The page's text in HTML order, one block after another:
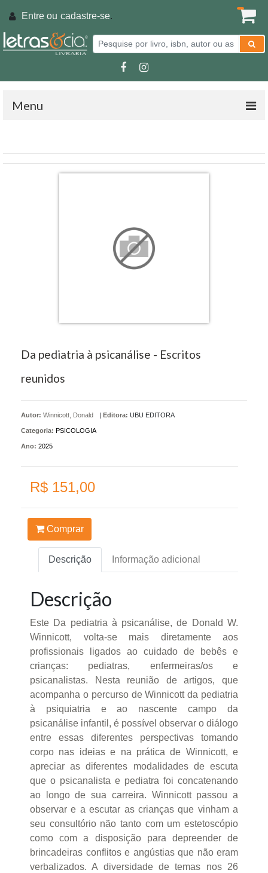
Entre ou cadastre-se.
Menu
Da pediatria à psicanálise - Escritos
reunidos
Autor: Winnicott, Donald | Editora: UBU EDITORA
Categoria: PSICOLOGIA
Ano: 2025
R$ 151,00
Comprar
Descrição Informação adicional
Descrição
Este Da pediatria à psicanálise, de Donald W.
Winnicott, volta-se mais diretamente aos
profissionais ligados ao cuidado de bebês e
crianças: pediatras, enfermeiras/os e
psicanalistas. Nesta reunião de artigos, que
acompanha o percurso de Winnicott da pediatria
à psiquiatria e ao nascente campo da
psicanálise infantil, é possível observar o diálogo
entre essas diferentes perspectivas tomando
corpo nas ideias e na prática de Winnicott, e
apreciar as diferentes modalidades de escuta
que o psicanalista e pediatra foi concatenando
ao longo de sua carreira. Winnicott passou a
observar e a escutar as crianças que vinham a
seu consultório não tanto com um estetoscópio
como com a disposição para depreender de
brincadeiras conflitos e angústias que não eram
verbalizados. A diversidade de temas nos 26